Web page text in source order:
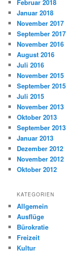
Februar 2018
Januar 2018
November 2017
September 2017
November 2016
August 2016
Juli 2016
November 2015
September 2015
Juli 2015
November 2013
Oktober 2013
September 2013
Januar 2013
Dezember 2012
November 2012
Oktober 2012
KATEGORIEN
Allgemein
Ausflüge
Bürokratie
Freizeit
Kultur